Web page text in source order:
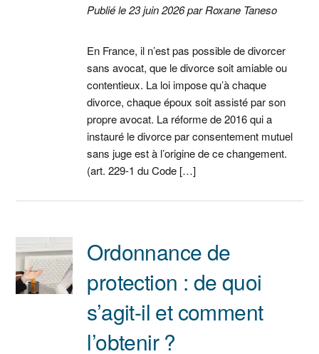
Publié le 23 juin 2026 par Roxane Taneso
En France, il n’est pas possible de divorcer
sans avocat, que le divorce soit amiable ou
contentieux. La loi impose qu’à chaque
divorce, chaque époux soit assisté par son
propre avocat. La réforme de 2016 qui a
instauré le divorce par consentement mutuel
sans juge est à l’origine de ce changement.
(art. 229-1 du Code […]
Ordonnance de
protection : de quoi
s’agit-il et comment
l’obtenir ?